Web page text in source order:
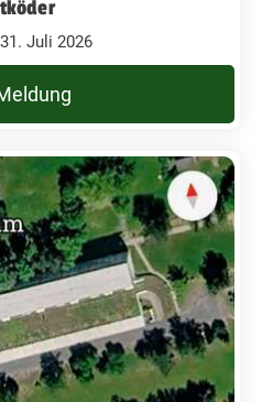
Juli 2026